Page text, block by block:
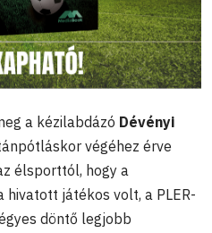
a kézilabdázó Dévényi
végéhez érve
élsporttól, hogy a
játékos volt, a PLER-
döntő legjobb